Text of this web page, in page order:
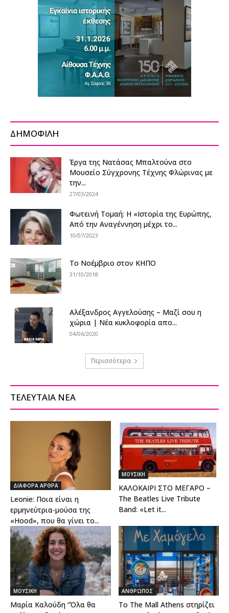
ΔΗΜΟΦΙΛΗ
Έργα της Νατάσας Μπαλτούνα στο
Μουσείο Σύγχρονης Τέχνης Φλώρινας με
την...
27/03/2024
Φωτεινή Τομαή: Η «Ιστορία της Ευρώπης,
Από την Αναγέννηση μέχρι το...
10/07/2023
To Noέμβριο στον ΚΗΠΟ
31/10/2018
Αλέξανδρος Αγγελούσης – Μαζί σου η
χώρια | Nέα κυκλοφορία απο...
04/06/2020
Περισσότερα
ΤΕΛΕΥΤΑΙΑ ΝΕΑ
ΔΙΑΦΟΡΑ ΑΡΘΡΑ
Leonie: Ποια είναι η
ερμηνεύτρια-μούσα της
«Hood», που θα γίνει το...
ΜΟΥΣΙΚΗ
ΚΑΛΟΚΑΙΡΙ ΣΤΟ ΜΕΓΑΡΟ –
The Beatles Live Tribute
Band: «Let it...
ΜΟΥΣΙΚΗ
Μαρία Καλούδη “Όλα θα
ΑΝΘΡΩΠΟΣ
To The Mall Athens στηρίζει